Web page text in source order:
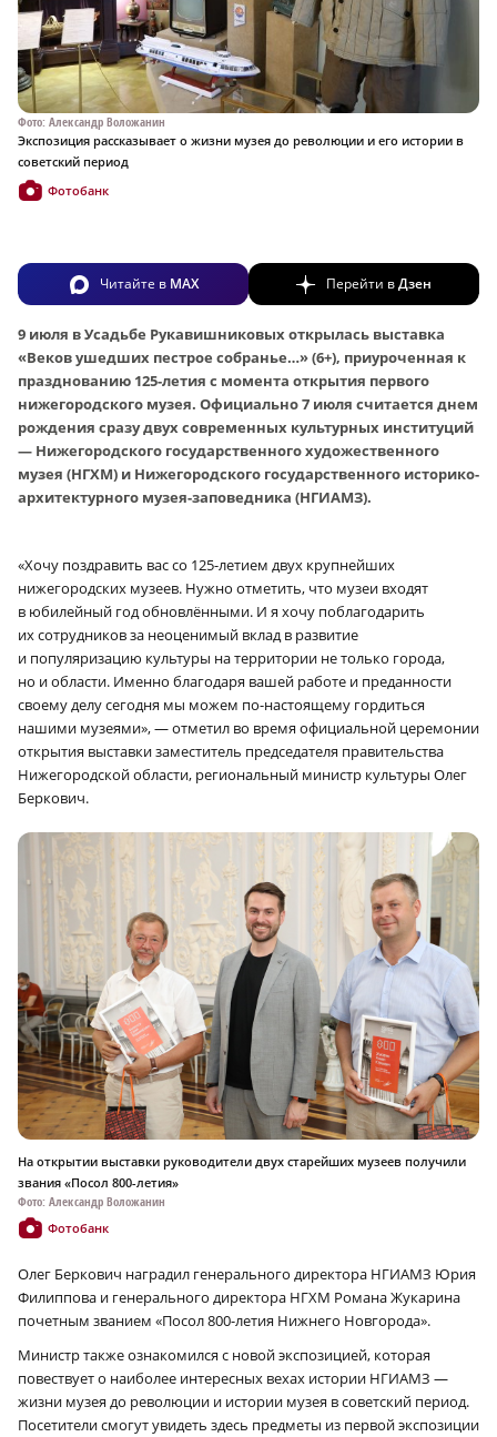
Фото: Александр Воложанин
Экспозиция рассказывает о жизни музея до революции и его истории в
советский период
Фотобанк
Читайте в MAX Перейти вДзен
9 июля в Усадьбе Рукавишниковых открылась выставка
«Веков ушедших пестрое собранье…» (6+), приуроченная к
празднованию 125-летия с момента открытия первого
нижегородского музея. Официально 7 июля считается днем
рождения сразу двух современных культурных институций
— Нижегородского государственного художественного
музея (НГХМ) и Нижегородского государственного историко-
архитектурного музея-заповедника (НГИАМЗ).
«Хочу поздравить вас со 125-летием двух крупнейших
нижегородских музеев. Нужно отметить, что музеи входят
в юбилейный год обновлёнными. И я хочу поблагодарить
их сотрудников за неоценимый вклад в развитие
и популяризацию культуры на территории не только города,
но и области. Именно благодаря вашей работе и преданности
своему делу сегодня мы можем по-настоящему гордиться
нашими музеями», — отметил во время официальной церемонии
открытия выставки заместитель председателя правительства
Нижегородской области, региональный министр культуры Олег
Беркович.
На открытии выставки руководители двух старейших музеев получили
звания «Посол 800-летия»
Фото: Александр Воложанин
Фотобанк
Олег Беркович наградил генерального директора НГИАМЗ Юрия
Филиппова и генерального директора НГХМ Романа Жукарина
почетным званием «Посол 800-летия Нижнего Новгорода».
Министр также ознакомился с новой экспозицией, которая
повествует о наиболее интересных вехах истории НГИАМЗ —
жизни музея до революции и истории музея в советский период.
Посетители смогут увидеть здесь предметы из первой экспозиции